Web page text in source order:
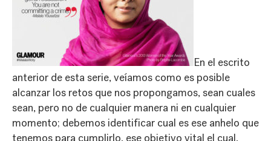
En el escrito
anterior de esta serie, veíamos como es posible
alcanzar los retos que nos propongamos, sean cuales
sean, pero no de cualquier manera ni en cualquier
momento; debemos identificar cual es ese anhelo que
tenemos para cumplirlo, ese objetivo vital el cual,